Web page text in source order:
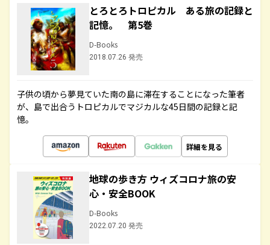
とろとろトロピカル ある旅の記録と
記憶。 第5巻
D-Books
2018.07.26 発売
子供の頃から夢見ていた南の島に滞在することになった筆者
が、島で出合うトロピカルでマジカルな45日間の記録と記
憶。
詳細を見る
地球の歩き方 ウィズコロナ旅の安
心・安全BOOK
D-Books
2022.07.20 発売